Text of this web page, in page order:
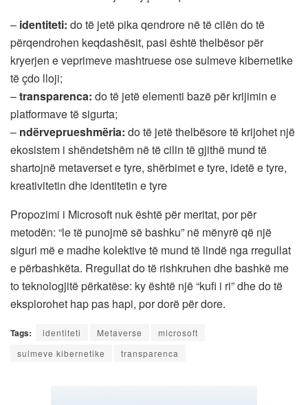
– identiteti: do të jetë pika qendrore në të cilën do të
përqendrohen keqdashësit, pasi është thelbësor për
kryerjen e veprimeve mashtruese ose sulmeve kibernetike
të çdo lloji;
–transparenca: do të jetë elementi bazë për krijimin e
platformave të sigurta;
– ndërveprueshmëria: do të jetë thelbësore të krijohet një
ekosistem i shëndetshëm në të cilin të gjithë mund të
shartojnë metaverset e tyre, shërbimet e tyre, idetë e tyre,
kreativitetin dhe identitetin e tyre
Propozimi i Microsoft nuk është për meritat, por për
metodën: “le të punojmë së bashku” në mënyrë që një
siguri më e madhe kolektive të mund të lindë nga rregullat
e përbashkëta. Rregullat do të rishkruhen dhe bashkë me
to teknologjitë përkatëse: ky është një “kufi i ri” dhe do të
eksplorohet hap pas hapi, por dorë për dore.
Tags: identiteti Metaverse
microsoft
sulmeve kibernetike
transparenca